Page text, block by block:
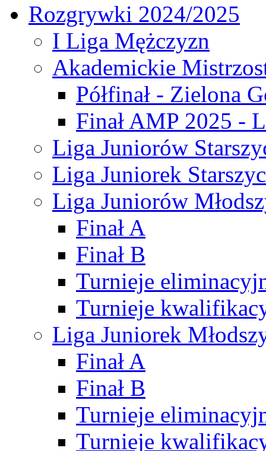
Rozgrywki 2024/2025
I Liga Mężczyzn
Akademickie
Półfinał - Zielona
Finał AMP 2025 -
Liga Juniorów
Liga Juniorek
Liga Juniorów
Finał A
Finał B
Turnieje
Turnieje
Liga Juniorek
Finał A
Finał B
Turnieje
Turnieje